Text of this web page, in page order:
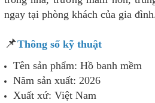
ngay tại phòng khách của gia
📌Thông số kỹ thuật
Tên sản phẩm: Hồ banh mềm
Năm sản xuất: 2026
Xuất xứ: Việt Nam